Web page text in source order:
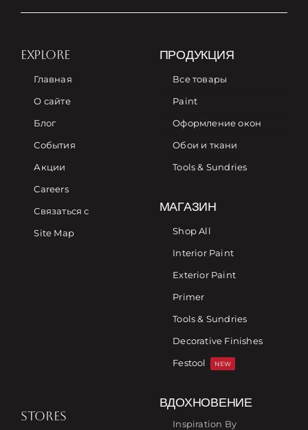
EXPLORE
Главная
О сайте
Блог
События
Акции
Careers
Связаться с
Site Map
ПРОДУКЦИЯ
Все товары
Paint
Оформление окон
Обои и ткани
Tools & Sundries
МАГАЗИН
Shop All
Interior Paint
Exterior Paint
Primer
Tools & Sundries
Decorative Finishes
Festool
NEW
STORES
ВДОХНОВЕНИЕ
Inspiration By